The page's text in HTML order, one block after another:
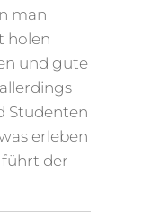
man
holen
und gute
Studenten
erleben
der